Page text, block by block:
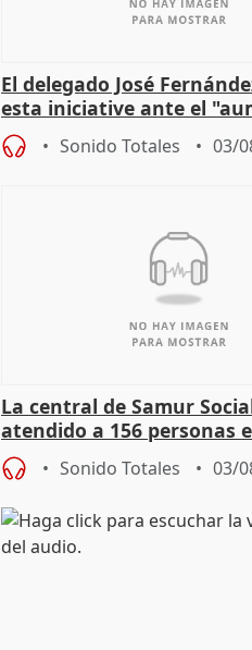
El delegado José
esta iniciative ante el
personas sin hogar en
Sonido Totales 03/
La central de Samur
atendido a 156 personas
situación de calle durante
de CalorSonido Totales 03/